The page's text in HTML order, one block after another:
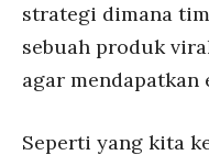
strategi dimana
sebuah produk
agar
Seperti yang kita